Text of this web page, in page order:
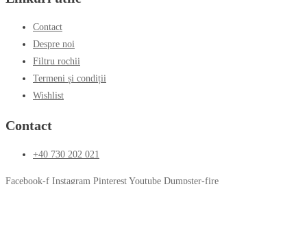
Contact
Despre noi
Filtru rochii
Termeni și condiții
Wishlist
Contact
+40 730 202 021
Facebook-f Instagram Pinterest Youtube Dumpster-fire